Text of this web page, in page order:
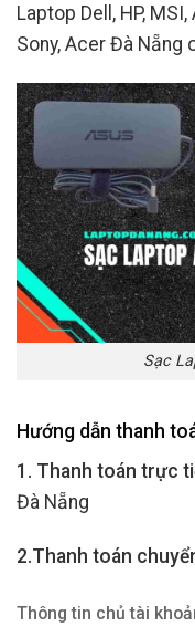
Laptop Dell, HP,
Sony, Acer Đà Nẵng
Sạc
Hướng dẫn thanh
1. Thanh toán trực
Đà Nẵng
2.Thanh toán
Thông tin chủ tài